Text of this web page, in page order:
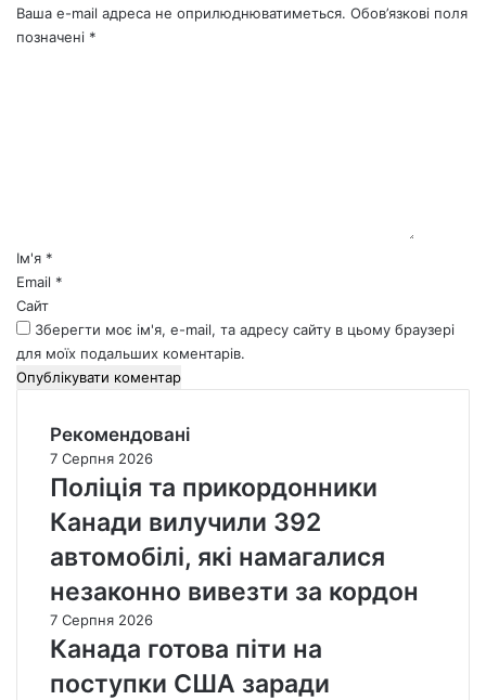
Ваша e-mail адреса не оприлюднюватиметься. Обов’язкові поля
позначені *
*Ім'я *
Email *
Сайт
Зберегти моє ім'я, e-mail, та адресу сайту в цьому браузері
для моїх подальших коментарів.
Рекомендовані
7 Серпня 2026
Поліція та прикордонники
Канади вилучили 392
автомобілі, які намагалися
незаконно вивезти за кордон
7 Серпня 2026
Канада готова піти на
поступки США заради